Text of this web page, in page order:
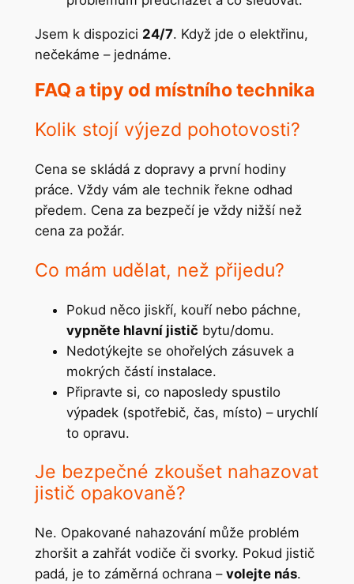
Jsem k dispozici 24/7. Když jde o elektřinu,
nečekáme – jednáme.
FAQ a tipy od místního technika
Kolik stojí výjezd pohotovosti?
Cena se skládá z dopravy a první hodiny
práce. Vždy vám ale technik řekne odhad
předem. Cena za bezpečí je vždy nižší než
cena za požár.
Co mám udělat, než přijedu?
Pokud něco jiskří, kouří nebo páchne,
vypněte hlavní jistič bytu/domu.
Nedotýkejte se ohořelých zásuvek a
mokrých částí instalace.
Připravte si, co naposledy spustilo
výpadek (spotřebič, čas, místo) – urychlí
to opravu.
Je bezpečné zkoušet nahazovat
jistič opakovaně?
Ne. Opakované nahazování může problém
zhoršit a zahřát vodiče či svorky. Pokud jistič
padá, je to záměrná ochrana – volejte nás.